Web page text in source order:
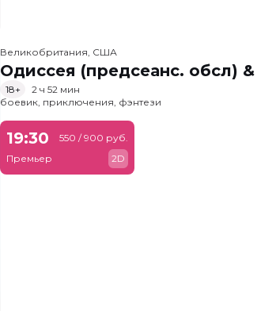
Великобритания, США
Одиссея (предсеанс. обсл)
18+
2 ч 52 мин
боевик, приключения, фэнтези
19:30
Премьер
550 / 900 руб.
2D